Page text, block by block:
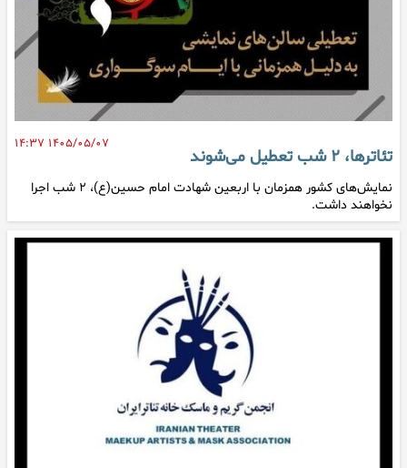
۱۴۰۵/۰۵/۰۷ ۱۴:۳۷
تئاترها، ٢ شب تعطیل می‌شوند
نمایش‌های کشور همزمان با اربعین شهادت امام حسین(ع)، ٢ شب اجرا
نخواهند داشت.